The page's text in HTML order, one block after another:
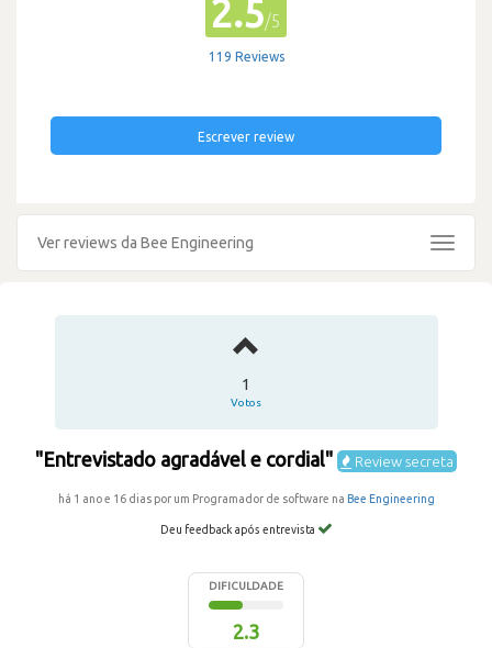
2.5/5
119 Reviews
Escrever review
Ver reviews da Bee Engineering
Toggle
1
Votos
"Entrevistado agradável e cordial" Review secreta
há 1 ano e 16 dias por um Programador de software na Bee Engineering
Deu feedback após entrevista
DIFICULDADE
2.3